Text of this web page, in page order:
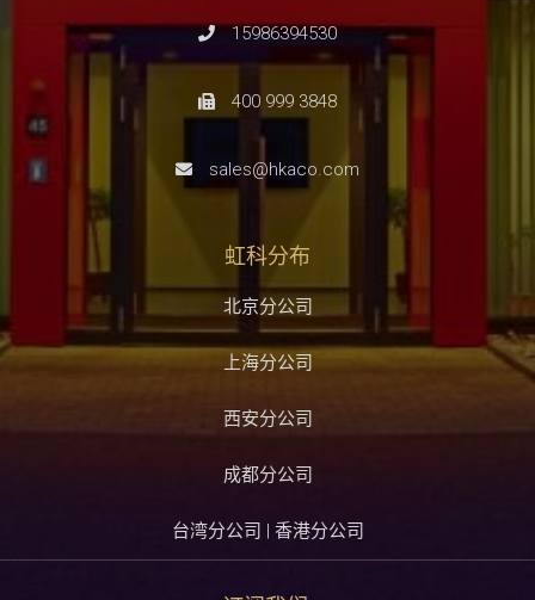
15986394530
400 999 3848
sales@hkaco.com
虹科分布
北京分公司
上海分公司
西安分公司
成都分公司
台湾分公司 | 香港分公司